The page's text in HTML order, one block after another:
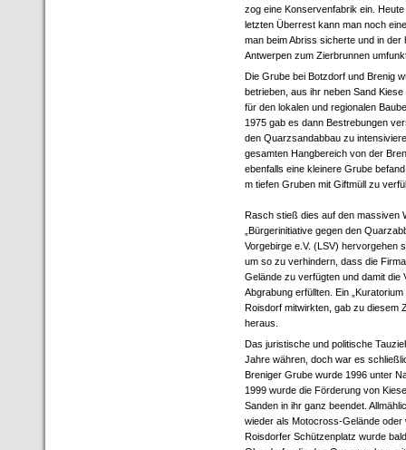
zog eine Konservenfabrik ein.
letzten Überrest kann man noch
man beim Abriss sicherte und in
Antwerpen zum Zierbrunnen
Die Grube bei Botzdorf und Brenig
betrieben, aus ihr neben Sand
für den lokalen und regionalen
1975 gab es dann Bestrebungen
den Quarzsandabbau zu
gesamten Hangbereich von der
ebenfalls eine kleinere Grube
m tiefen Gruben mit Giftmüll zu
Rasch stieß dies auf den massiven
„Bürgerinitiative gegen den
Vorgebirge e.V. (LSV) hervorgehen
um so zu verhindern, dass die
Gelände zu verfügten und damit die
Abgrabung erfüllten. Ein
Roisdorf mitwirkten, gab zu diesem
heraus.
Das juristische und politische
Jahre währen, doch war es
Breniger Grube wurde 1996 unter
1999 wurde die Förderung von
Sanden in ihr ganz beendet.
wieder als Motocross-Gelände
Roisdorfer Schützenplatz wurde